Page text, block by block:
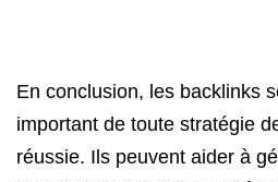
En conclusion, les backlinks
important de toute stratégie
réussie. Ils peuvent aider à